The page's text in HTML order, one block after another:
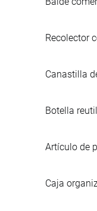
Recolector
Canastilla
Botella
Artículo de
Caja